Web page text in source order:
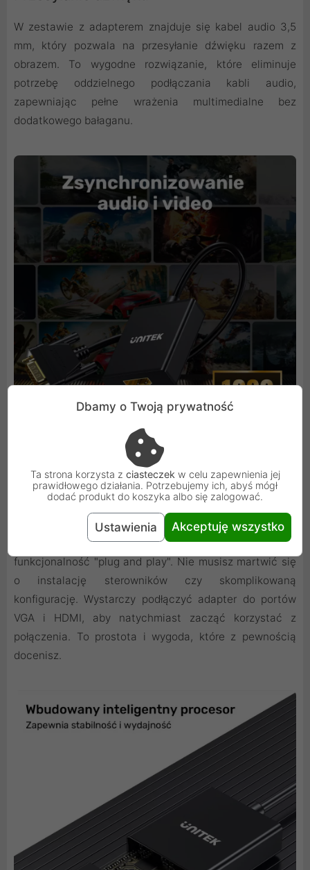
W zestawie z adapterem znajduje się kabel audio 3,5
mm, który pozwala na przesyłanie dźwięku razem z
obrazem. To wygodne rozwiązanie, które eliminuje
potrzebę oddzielnego podłączania kabli audio,
zapewniając pełne wrażenia multimedialne bez
dodatkowego bałaganu.
Plug and play
Jedną z największych zalet adaptera Unitek jest jego
funkcjonalność "plug and play". Nie musisz martwić się
o instalację sterowników czy skomplikowaną
konfigurację. Wystarczy podłączyć adapter do portów
VGA i HDMI, aby natychmiast zacząć korzystać z
połączenia. To prostota i wygoda, które z pewnością
docenisz.
Dbamy o Twoją prywatność
Ta strona korzysta z ciasteczek w celu zapewnienia jej
prawidłowego działania. Potrzebujemy ich, abyś mógł
dodać produkt do koszyka albo się zalogować.
Ustawienia Akceptuję wszystko